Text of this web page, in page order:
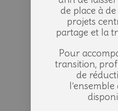
de place à
projets
partage et la
Pour
transition,
de